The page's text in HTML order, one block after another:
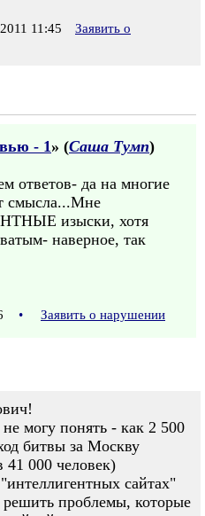
11:45
Заявить о
- 1» (Саша Тумп)
ответов- да на многие
смысла...Мне
изыски, хотя
наверное, так
• Заявить о нарушении
могу понять - как 2 500
битвы за Москву
41 000 человек)
сайтах"
решить проблемы, которые